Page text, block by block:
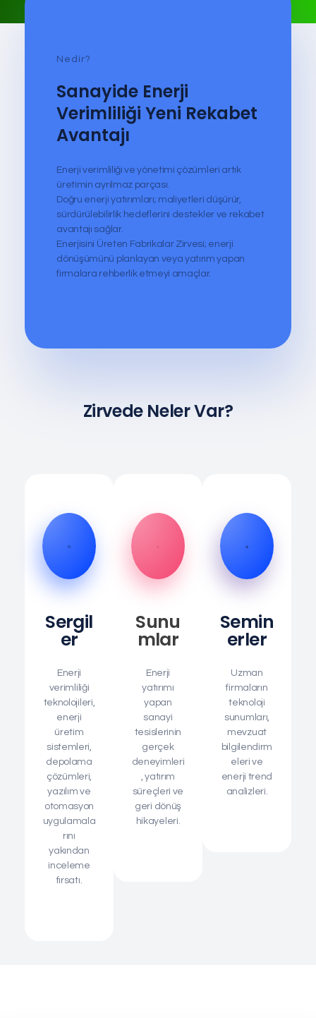
Nedir?
Sanayide Enerji
Verimliliği Yeni Rekabet
Avantajı
Enerji verimliliği ve yönetimi çözümleri artık
üretimin ayrılmaz parçası.
Doğru enerji yatırımları; maliyetleri düşürür,
sürdürülebilirlik hedeflerini destekler ve rekabet
avantajı sağlar.
Enerjisini Üreten Fabrikalar Zirvesi; enerji
dönüşümünü planlayan veya yatırım yapan
firmalara rehberlik etmeyi amaçlar.
Zirvede Neler Var?
Sergil
Er
Enerji
verimliliği
teknolojileri,
enerji
üretim
sistemleri,
depolama
çözümleri,
yazılım ve
otomasyon
uygulamala
rını
yakından
inceleme
fırsatı.
Sunu
Mlar
Enerji
yatırımı
yapan
sanayi
tesislerinin
gerçek
deneyimleri
, yatırım
süreçleri ve
geri dönüş
hikayeleri.
Semin
Erler
Uzman
firmaların
teknoloji
sunumları,
mevzuat
bilgilendirm
eleri ve
enerji trend
analizleri.